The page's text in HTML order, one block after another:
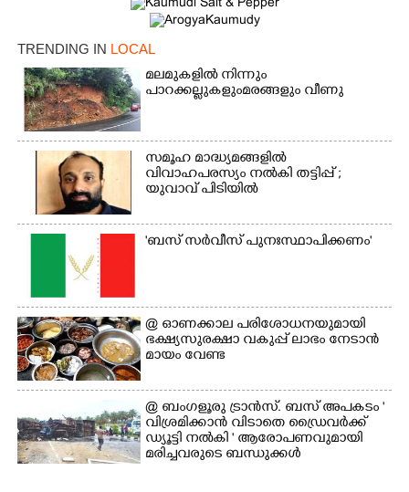
TRENDING IN LOCAL
മലമുകളിൽ നിന്നും
പാറക്കല്ലുകളുംമരങ്ങളും വീണു
സമൂഹ മാദ്ധ്യമങ്ങളിൽ
വിവാഹപരസ്യം നൽകി തട്ടിപ്പ് ;
യുവാവ് പിടിയിൽ
'ബസ് സർവീസ് പുനഃസ്ഥാപിക്കണം'
@​​​​​​​ ഓണക്കാല പരിശോധനയുമായി
ഭക്ഷ്യസുരക്ഷാ വകുപ്പ് ലാഭം നേടാൻ
മായം വേണ്ട
@ ബംഗളൂരു ട്രാൻസ്. ബസ് അപകടം '
വി​ശ്ര​മിക്കാൻ വിടാതെ ഡ്രൈ​വ​ർ​ക്ക്
ഡ്യൂട്ടി നൽകി ' ആരോപണവുമായി
മരിച്ചവരുടെ ബന്ധുക്കൾ
Share this link